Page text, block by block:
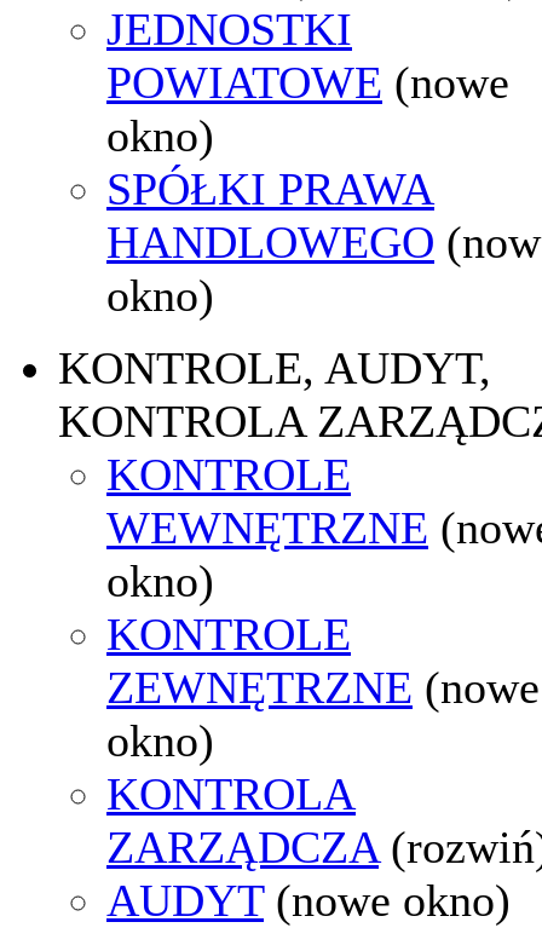
JEDNOSTKI
POWIATOWE (nowe
okno)
SPÓŁKI PRAWA
HANDLOWEGO
okno)
KONTROLE, AUDYT,
KONTROLA
KONTROLE
WEWNĘTRZNE
okno)
KONTROLE
ZEWNĘTRZNE (nowe
okno)
KONTROLA
ZARZĄDCZA
AUDYT (nowe okno)